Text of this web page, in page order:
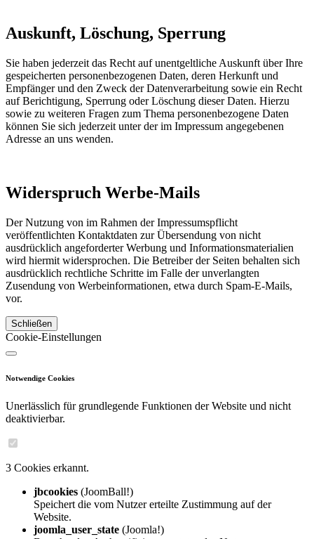
Auskunft, Löschung, Sperrung
Sie haben jederzeit das Recht auf unentgeltliche Auskunft über Ihre
gespeicherten personenbezogenen Daten, deren Herkunft und
Empfänger und den Zweck der Datenverarbeitung sowie ein Recht
auf Berichtigung, Sperrung oder Löschung dieser Daten. Hierzu
sowie zu weiteren Fragen zum Thema personenbezogene Daten
können Sie sich jederzeit unter der im Impressum angegebenen
Adresse an uns wenden.
Widerspruch Werbe-Mails
Der Nutzung von im Rahmen der Impressumspflicht
veröffentlichten Kontaktdaten zur Übersendung von nicht
ausdrücklich angeforderter Werbung und Informationsmaterialien
wird hiermit widersprochen. Die Betreiber der Seiten behalten sich
ausdrücklich rechtliche Schritte im Falle der unverlangten
Zusendung von Werbeinformationen, etwa durch Spam-E-Mails,
vor.
Schließen
Cookie-Einstellungen
Notwendige Cookies
Unerlässlich für grundlegende Funktionen der Website und nicht
deaktivierbar.
3 Cookies erkannt.
jbcookies (JoomBall!)
Speichert die vom Nutzer erteilte Zustimmung auf der
Website.
joomla_user_state (Joomla!)